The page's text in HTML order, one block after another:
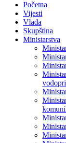
Početna
Vijesti
Vlada
Skupština
Ministarstva